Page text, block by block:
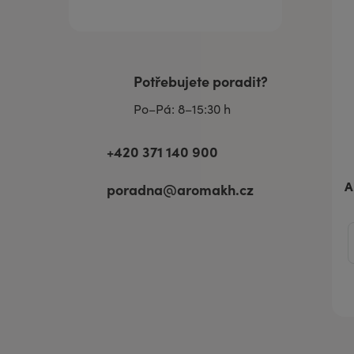
Potřebujete poradit?
Po–Pá: 8–15:30 h
+420 371 140 900
poradna@aromakh.cz